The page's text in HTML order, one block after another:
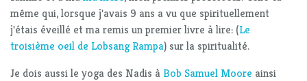
même qui, lorsque j'avais 9 ans a vu que spirituellement
j'étais éveillé et ma remis un premier livre à lire: (Le
troisième oeil de Lobsang Rampa) sur la spiritualité.
Je dois aussi le yoga des Nadis à Bob Samuel Moore ainsi